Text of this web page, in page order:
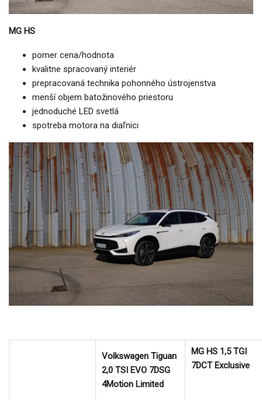
MG HS
pomer cena/hodnota
kvalitne spracovaný interiér
prepracovaná technika pohonného ústrojenstva
menší objem batožinového priestoru
jednoduché LED svetlá
spotreba motora na diaľnici
Volkswagen Tiguan
2,0 TSI EVO 7DSG
4Motion Limited
MG HS 1,5 TGI
7DCT Exclusive